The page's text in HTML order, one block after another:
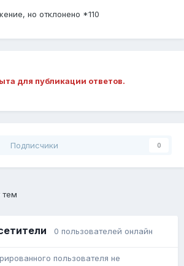
но отклонено *110
для публикации ответов.
Подписчики 0
тем
0 пользователей онлайн
пользователя не